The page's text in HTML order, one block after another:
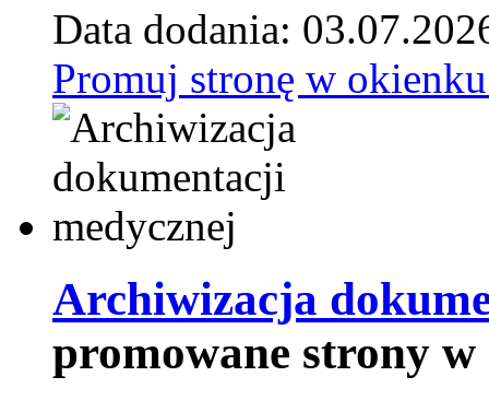
Data dodania:
Promuj stronę w
Archiwizacja
promowane strony